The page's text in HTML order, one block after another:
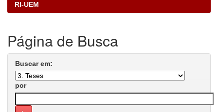
RI-UEM
Página de Busca
Buscar em:
por